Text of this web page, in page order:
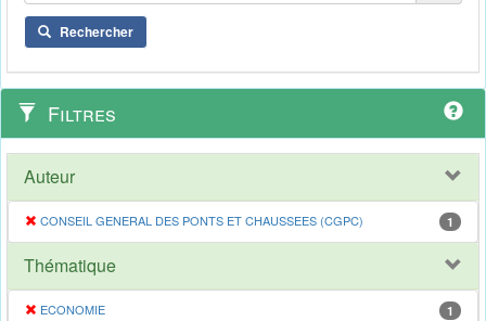
Rechercher
Filtres
Auteur
CONSEIL GENERAL DES PONTS ET CHAUSSEES (CGPC) 1
Thématique
ECONOMIE 1